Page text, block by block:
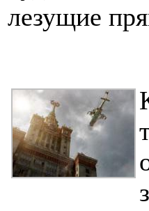
лезущие